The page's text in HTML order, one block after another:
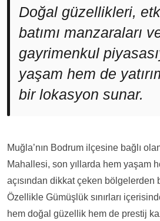
Doğal güzellikleri,
batımı manzaraları
gayrimenkul
yaşam hem de
bir lokasyon sunar.
Muğla’nın Bodrum ilçesine bağlı
Mahallesi, son yıllarda hem yaşam
açısından dikkat çeken bölgelerden
Özellikle Gümüşlük sınırları
hem doğal güzellik hem de prestij